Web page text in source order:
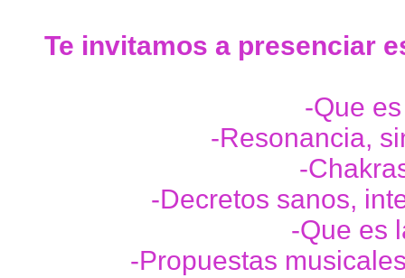
Te invitamos a presenciar
-Que
-Resonancia,
-
-Decretos sanos,
-Que es
-Propuestas